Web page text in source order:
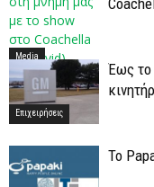
Media
Επιχειρήσεις
Έως το
Το